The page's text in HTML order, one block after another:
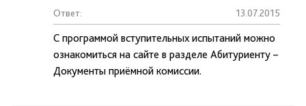
Ответ: 13.07.2015
С программой вступительных испытаний можно
ознакомиться на сайте в разделе Абитуриенту –
Документы приёмной комиссии.